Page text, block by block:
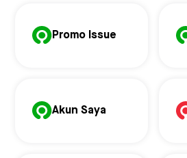
Promo Issue
Akun Saya